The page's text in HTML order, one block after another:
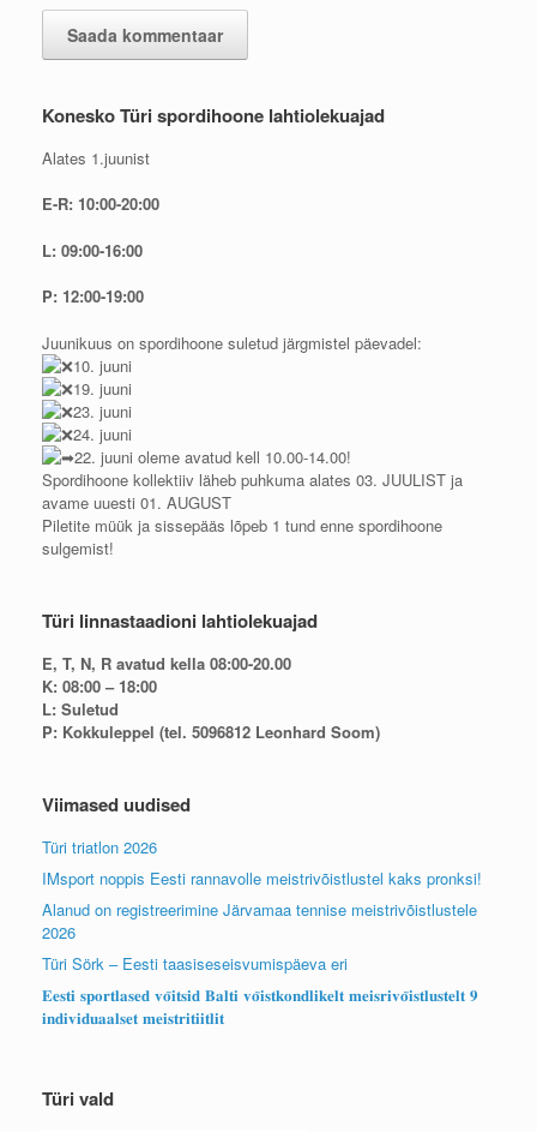
Konesko Türi spordihoone lahtiolekuajad
Alates 1.juunist
E-R: 10:00-20:00
L: 09:00-16:00
P: 12:00-19:00
Juunikuus on spordihoone suletud järgmistel päevadel:
10. juuni
19. juuni
23. juuni
24. juuni
22. juuni oleme avatud kell 10.00-14.00!
Spordihoone kollektiiv läheb puhkuma alates 03. JUULIST ja
avame uuesti 01. AUGUST
Piletite müük ja sissepääs lõpeb 1 tund enne spordihoone
sulgemist!
Türi linnastaadioni lahtiolekuajad
E, T, N, R avatud kella 08:00-20.00
K: 08:00 – 18:00
L: Suletud
P: Kokkuleppel (tel. 5096812 Leonhard Soom)
Viimased uudised
Türi triatlon 2026
IMsport noppis Eesti rannavolle meistrivõistlustel kaks pronksi!
Alanud on registreerimine Järvamaa tennise meistrivõistlustele
2026
Türi Sörk – Eesti taasiseseisvumispäeva eri
𝐄𝐞𝐬𝐭𝐢 𝐬𝐩𝐨𝐫𝐭𝐥𝐚𝐬𝐞𝐝 𝐯𝐨̃𝐢𝐭𝐬𝐢𝐝 𝐁𝐚𝐥𝐭𝐢 𝐯𝐨̃𝐢𝐬𝐭𝐤𝐨𝐧𝐝𝐥𝐢𝐤𝐞𝐥𝐭 𝐦𝐞𝐢𝐬𝐫𝐢𝐯𝐨̃𝐢𝐬𝐭𝐥𝐮𝐬𝐭𝐞𝐥𝐭 𝟗
𝐢𝐧𝐝𝐢𝐯𝐢𝐝𝐮𝐚𝐚𝐥𝐬𝐞𝐭 𝐦𝐞𝐢𝐬𝐭𝐫𝐢𝐭𝐢𝐢𝐭𝐥𝐢𝐭
Türi vald